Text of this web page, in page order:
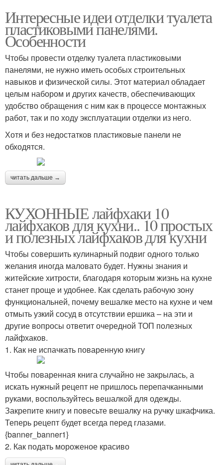
Интересные идеи отделки туалета
пластиковыми панелями.
Особенности
Чтобы провести отделку туалета пластиковыми
панелями, не нужно иметь особых строительных
навыков и физической силы. Этот материал обладает
целым набором и других качеств, обеспечивающих
удобство обращения с ним как в процессе монтажных
работ, так и по ходу эксплуатации отделки из него.
Хотя и без недостатков пластиковые панели не
обходятся.
читать дальше →
КУХОННЫЕ лайфхаки 10
лайфхаков для кухни.. 10 простых
и полезных лайфхаков для кухни
Чтобы совершить кулинарный подвиг одного только
желания иногда маловато будет. Нужны знания и
житейские хитрости, благодаря которым жизнь на кухне
станет проще и удобнее. Как сделать рабочую зону
функциональней, почему вешалке место на кухне и чем
отмыть узкий сосуд в отсутствии ершика – на эти и
другие вопросы ответит очередной ТОП полезных
лайфхаков.
1. Как не испачкать поваренную книгу
Чтобы поваренная книга случайно не закрылась, а
искать нужный рецепт не пришлось перепачканными
руками, воспользуйтесь вешалкой для одежды.
Закрепите книгу и повесьте вешалку на ручку шкафчика.
Теперь рецепт будет всегда перед глазами.
{banner_banner1}
2. Как подать мороженое красиво